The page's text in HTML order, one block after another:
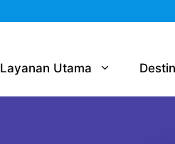
Layanan Utama